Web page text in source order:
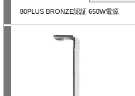
80PLUS BRONZE認証 650W電源